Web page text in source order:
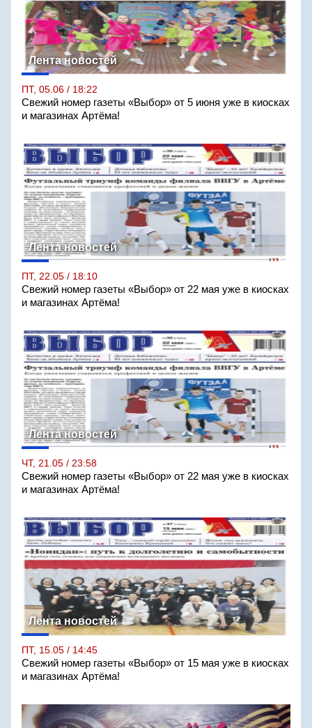
Лента новостей
ПТ, 05.06 / 18:22
Свежий номер газеты «Выбор» от 5 июня уже в киосках
и магазинах Артёма!
Лента новостей
ПТ, 22.05 / 18:10
Свежий номер газеты «Выбор» от 22 мая уже в киосках
и магазинах Артёма!
Лента новостей
ЧТ, 21.05 / 23:58
Свежий номер газеты «Выбор» от 22 мая уже в киосках
и магазинах Артёма!
Лента новостей
ПТ, 15.05 / 14:45
Свежий номер газеты «Выбор» от 15 мая уже в киосках
и магазинах Артёма!